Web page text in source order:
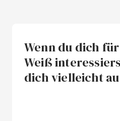
Wenn du dich
Weiß
dich vielleicht